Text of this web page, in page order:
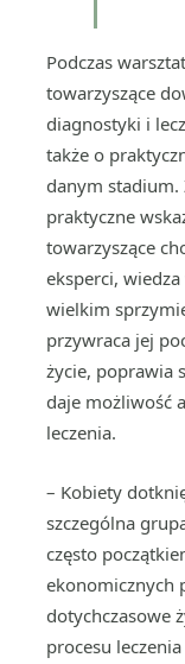
Podczas
towarzyszące
diagnostyki i
także o
danym
praktyczne
towarzyszące
eksperci,
wielkim
przywraca jej
życie, poprawia
daje możliwość
leczenia.
– Kobiety
szczególna
często
ekonomicznych
dotychczasowe
procesu